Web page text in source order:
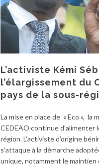
L’activiste Kémi
l’élargissement du
pays de la sous-
La mise en place de « Eco », la
CEDEAO continue d’alimenter
région. L’activiste d’origine
s’attaque à la démarche
unique, notamment le maintien